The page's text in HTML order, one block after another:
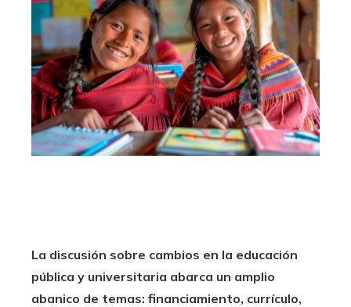
La discusión sobre cambios en la educación
pública y universitaria abarca un amplio
abanico de temas: financiamiento, currículo,